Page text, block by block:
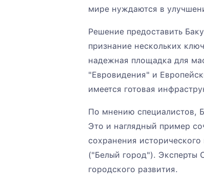
мире нуждаются в
Решение предоставить
признание нескольких
надежная площадка для
"Евровидения" и
имеется готовая
По мнению специалистов,
Это и наглядный пример
сохранения
("Белый город"). Эксперты
городского развития.